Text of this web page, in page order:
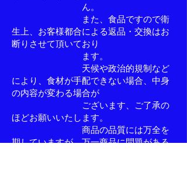
ん。
また、食品ですので衛
生上、お客様都合による返品・交換はお
断りさせて頂いており
ます。
天候や政治的規制など
により、食材が手配できない場合、中身
の内容が変わる場合が
ございます、ご了承の
ほどお願いいたします。
商品の品質には万全を
期していますが、万一商品に問題がある